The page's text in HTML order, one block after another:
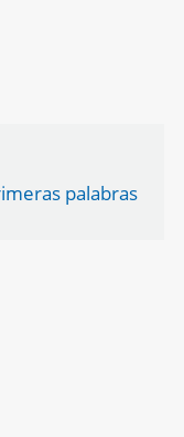
palabras